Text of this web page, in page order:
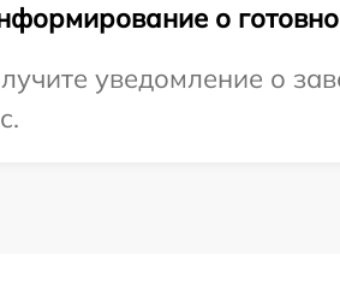
о
уведомление о